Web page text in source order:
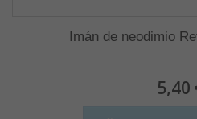
Imán de neodimio
5,40